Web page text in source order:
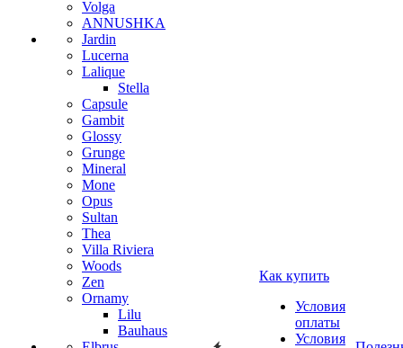
Volga
ANNUSHKA
Jardin
Lucerna
Lalique
Stella
Capsule
Gambit
Glossy
Grunge
Mineral
Mone
Opus
Sultan
Thea
Villa Riviera
Woods
Zen
Ornamy
Lilu
Bauhaus
Как купить
Условия
оплаты
Условия